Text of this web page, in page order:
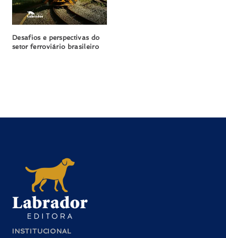
Desafios e perspectivas do
setor ferroviário brasileiro
INSTITUCIONAL